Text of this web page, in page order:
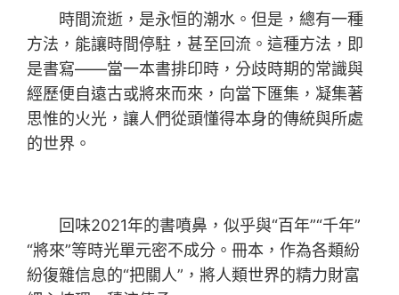
時間流逝，是永恒的潮水。但是，總有一種
方法，能讓時間停駐，甚至回流。這種方法，即
是書寫——當一本書排印時，分歧時期的常識與
經歷便自遠古或將來而來，向當下匯集，凝集著
思惟的火光，讓人們從頭懂得本身的傳統與所處
的世界。
回味2021年的書噴鼻，似乎與“百年”“千年”
“將來”等時光單元密不成分。冊本，作為各類紛
紛復雜信息的“把關人”，將人類世界的精力財富